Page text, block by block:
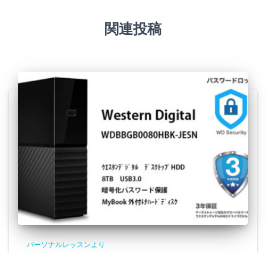
関連投稿
パーソナルレッスンより